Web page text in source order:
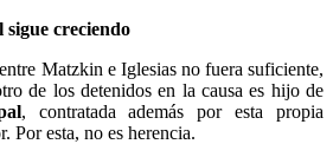
creciendo
Matzkin e Iglesias no fuera suficiente,
de los detenidos en la causa es hijo de
, contratada además por esta propia
Por esta, no es herencia.